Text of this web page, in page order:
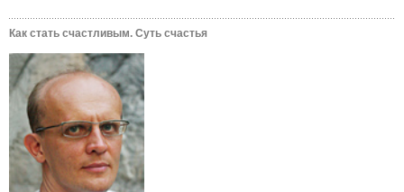
Как стать счастливым. Суть счастья